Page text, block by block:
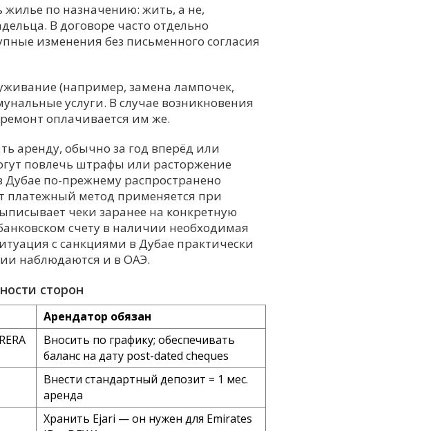
жилье по назначению: жить, а не,
В договоре часто отдельно
изменения без письменного согласия
(например, замена лампочек,
услуги. В случае возникновения
оплачивается им же.
аренду, обычно за год вперёд или
повлечь штрафы или расторжение
Дубае по-прежнему распространено
платежный метод применяется при
чеки заранее на конкретную
счету в наличии необходимая
с санкциями в Дубае практически
наблюдаются и в ОАЭ.
сторон
Арендатор обязан
Вносить по графику; обеспечивать
баланс на дату post-dated cheques
Внести стандартный депозит = 1 мес.
аренда
Хранить Ejari — он нужен для Emirates